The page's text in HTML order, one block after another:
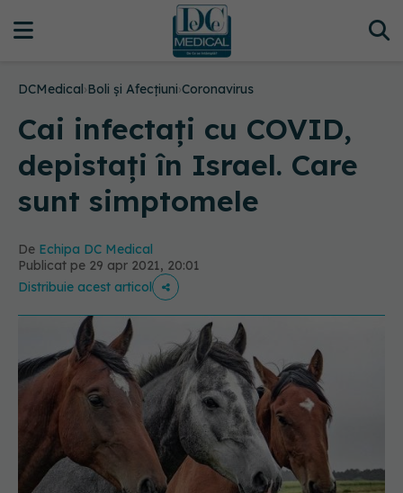
DCMedical›Boli și Afecțiuni›Coronavirus
Cai infectați cu COVID,
depistați în Israel. Care
sunt simptomele
De Echipa DC Medical
Publicat pe 29 apr 2021, 20:01
Distribuie acest articol